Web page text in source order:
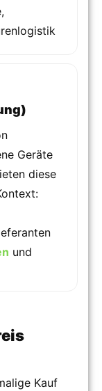
Geräte
diese
und
Kauf